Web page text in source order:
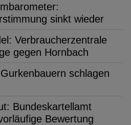
sinkt wieder
Verbraucherzentrale
gegen Hornbach
schlagen
Bundeskartellamt
Bewertung